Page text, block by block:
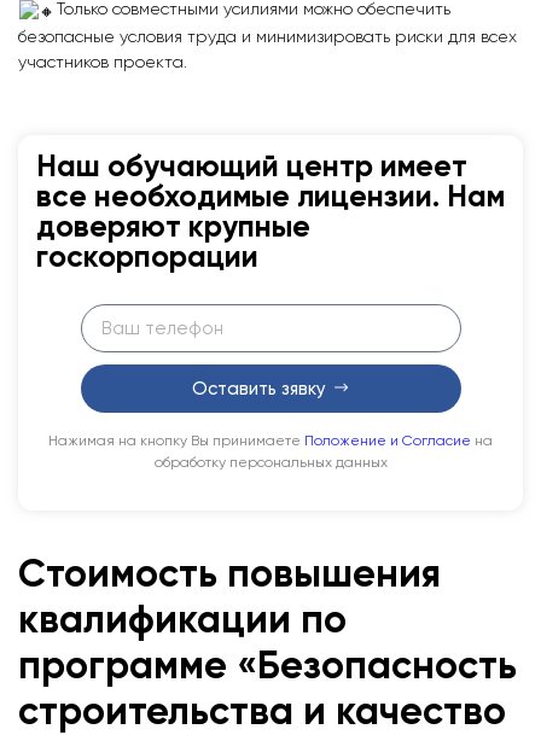
Только совместными усилиями можно обеспечить
безопасные условия труда и минимизировать риски для всех
участников проекта.
Наш обучающий центр имеет
все необходимые лицензии. Нам
доверяют крупные
госкорпорации
Оставить зявку
Нажимая на кнопку Вы принимаете Положение и Согласие на
обработку персональных данных
Стоимость повышения
квалификации по
программе «Безопасность
строительства и качество